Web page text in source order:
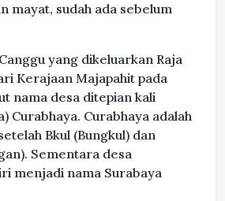
mayat, sudah ada sebelum
yang dikeluarkan Raja
Kerajaan Majapahit pada
nama desa ditepian kali
Curabhaya. Curabhaya adalah
Bkul (Bungkul) dan
Sementara desa
menjadi nama Surabaya